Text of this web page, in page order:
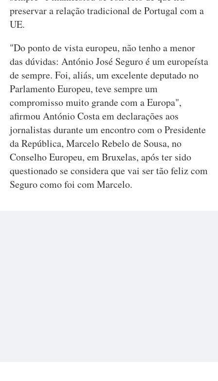
preservar a relação tradicional de Portugal com a
UE.
"Do ponto de vista europeu, não tenho a menor
das dúvidas: António José Seguro é um europeísta
de sempre. Foi, aliás, um excelente deputado no
Parlamento Europeu, teve sempre um
compromisso muito grande com a Europa",
afirmou António Costa em declarações aos
jornalistas durante um encontro com o Presidente
da República, Marcelo Rebelo de Sousa, no
Conselho Europeu, em Bruxelas, após ter sido
questionado se considera que vai ser tão feliz com
Seguro como foi com Marcelo.